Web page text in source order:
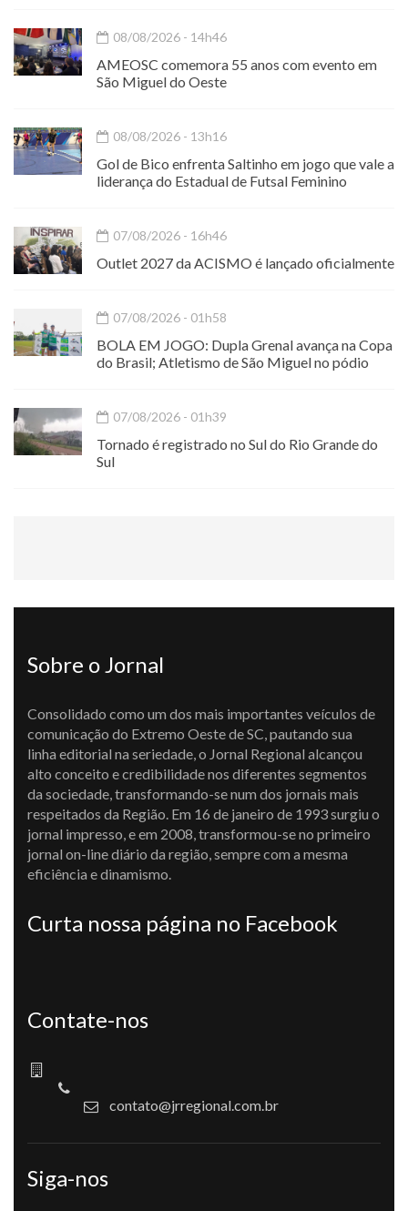
08/08/2026 - 14h46
AMEOSC comemora 55 anos com evento em
São Miguel do Oeste
08/08/2026 - 13h16
Gol de Bico enfrenta Saltinho em jogo que vale a
liderança do Estadual de Futsal Feminino
07/08/2026 - 16h46
Outlet 2027 da ACISMO é lançado oficialmente
07/08/2026 - 01h58
BOLA EM JOGO: Dupla Grenal avança na Copa
do Brasil; Atletismo de São Miguel no pódio
07/08/2026 - 01h39
Tornado é registrado no Sul do Rio Grande do
Sul
Sobre o Jornal
Consolidado como um dos mais importantes veículos de
comunicação do Extremo Oeste de SC, pautando sua
linha editorial na seriedade, o Jornal Regional alcançou
alto conceito e credibilidade nos diferentes segmentos
da sociedade, transformando-se num dos jornais mais
respeitados da Região. Em 16 de janeiro de 1993 surgiu o
jornal impresso, e em 2008, transformou-se no primeiro
jornal on-line diário da região, sempre com a mesma
eficiência e dinamismo.
Curta nossa página no Facebook
Contate-nos
contato@jrregional.com.br
Siga-nos